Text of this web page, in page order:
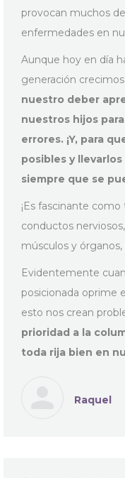
provocan muchos
enfermedades en
Aunque hoy en día
generación
nuestro deber
nuestros hijos
errores. ¡Y, para
posibles y
siempre que se
¡Es fascinante
conductos
músculos y
Evidentemente
posicionada oprime
esto nos crean
prioridad a la
toda rija bien en
Raquel